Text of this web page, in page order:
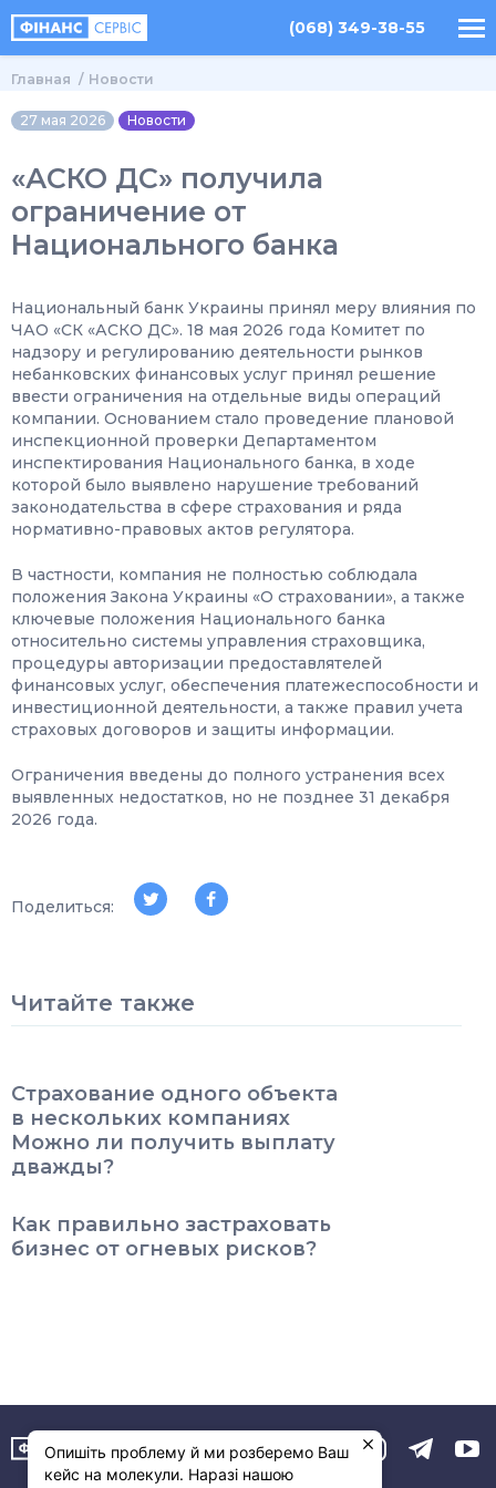
(068) 349-38-55
Главная Новости
27 мая 2026 Новости
«АСКО ДС» получила
ограничение от
Национального банка
Национальный банк Украины принял меру влияния по
ЧАО «СК «АСКО ДС». 18 мая 2026 года Комитет по
надзору и регулированию деятельности рынков
небанковских финансовых услуг принял решение
ввести ограничения на отдельные виды операций
компании. Основанием стало проведение плановой
инспекционной проверки Департаментом
инспектирования Национального банка, в ходе
которой было выявлено нарушение требований
законодательства в сфере страхования и ряда
нормативно-правовых актов регулятора.
В частности, компания не полностью соблюдала
положения Закона Украины «О страховании», а также
ключевые положения Национального банка
относительно системы управления страховщика,
процедуры авторизации предоставлятелей
финансовых услуг, обеспечения платежеспособности и
инвестиционной деятельности, а также правил учета
страховых договоров и защиты информации.
Ограничения введены до полного устранения всех
выявленных недостатков, но не позднее 31 декабря
2026 года.
Поделиться:
Читайте также
Страхование одного объекта
в нескольких компаниях
Можно ли получить выплату
дважды?
Как правильно застраховать
бизнес от огневых рисков?
Опишіть проблему й ми розберемо Ваш
кейс на молекули. Наразі нашою